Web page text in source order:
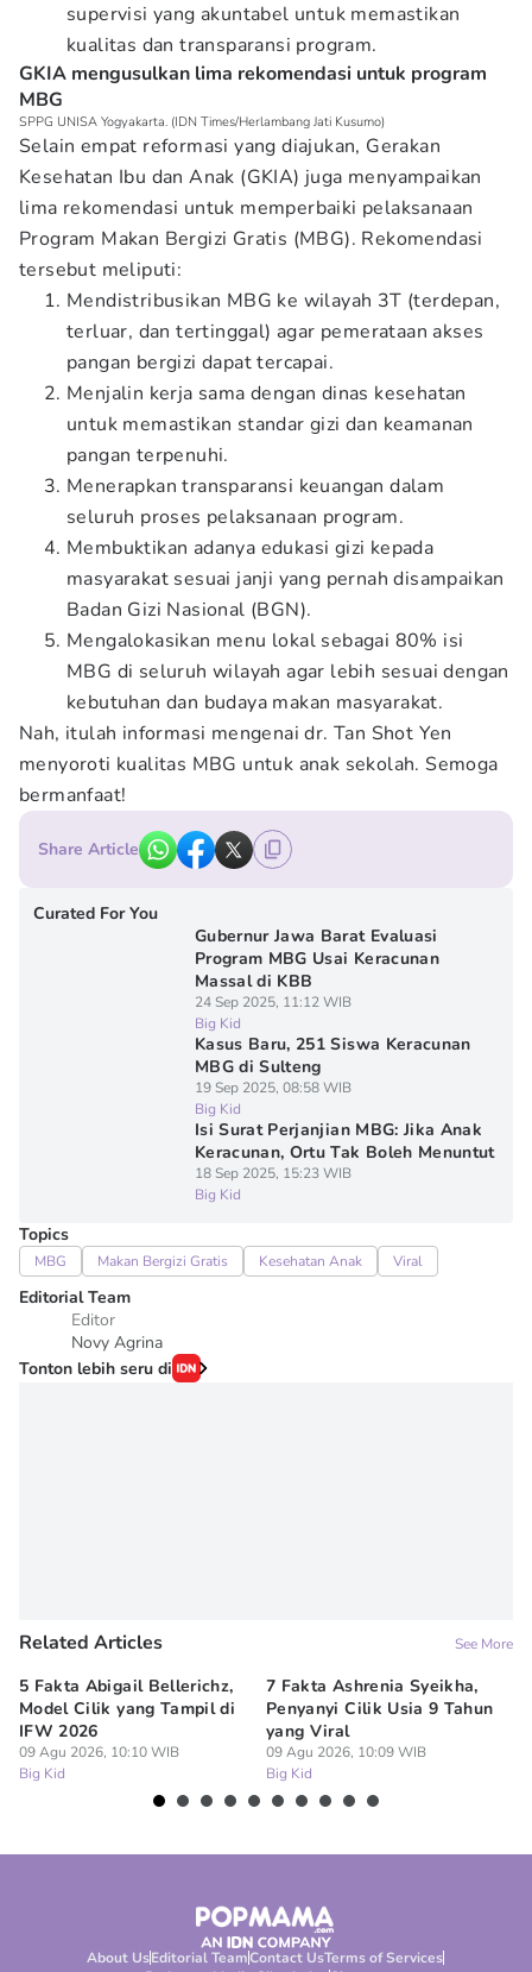
supervisi yang akuntabel untuk memastikan
kualitas dan transparansi program.
GKIA mengusulkan lima rekomendasi untuk program
MBG
SPPG UNISA Yogyakarta. (IDN Times/Herlambang Jati Kusumo)
Selain empat reformasi yang diajukan, Gerakan
Kesehatan Ibu dan Anak (GKIA) juga menyampaikan
lima rekomendasi untuk memperbaiki pelaksanaan
Program Makan Bergizi Gratis (MBG). Rekomendasi
tersebut meliputi:
Mendistribusikan MBG ke wilayah 3T (terdepan,
terluar, dan tertinggal) agar pemerataan akses
pangan bergizi dapat tercapai.
Menjalin kerja sama dengan dinas kesehatan
untuk memastikan standar gizi dan keamanan
pangan terpenuhi.
Menerapkan transparansi keuangan dalam
seluruh proses pelaksanaan program.
Membuktikan adanya edukasi gizi kepada
masyarakat sesuai janji yang pernah disampaikan
Badan Gizi Nasional (BGN).
Mengalokasikan menu lokal sebagai 80% isi
MBG di seluruh wilayah agar lebih sesuai dengan
kebutuhan dan budaya makan masyarakat.
Nah, itulah informasi mengenai dr. Tan Shot Yen
menyoroti kualitas MBG untuk anak sekolah. Semoga
bermanfaat!
Share Article
Curated For You
Gubernur Jawa Barat Evaluasi
Program MBG Usai Keracunan
Massal di KBB
24 Sep 2025, 11:12 WIB
Big Kid
Kasus Baru, 251 Siswa Keracunan
MBG di Sulteng
19 Sep 2025, 08:58 WIB
Big Kid
Isi Surat Perjanjian MBG: Jika Anak
Keracunan, Ortu Tak Boleh Menuntut
18 Sep 2025, 15:23 WIB
Big Kid
Topics
MBG Makan Bergizi Gratis Kesehatan Anak Viral
Editorial Team
Editor
Novy Agrina
Tonton lebih seru di
Related Articles See More
5 Fakta Abigail Bellerichz,
Model Cilik yang Tampil di
IFW 2026
09 Agu 2026, 10:10 WIB
Big Kid
7 Fakta Ashrenia Syeikha,
Penyanyi Cilik Usia 9 Tahun
yang Viral
09 Agu 2026, 10:09 WIB
Big Kid
About UsEditorial TeamContact UsTerms of Services